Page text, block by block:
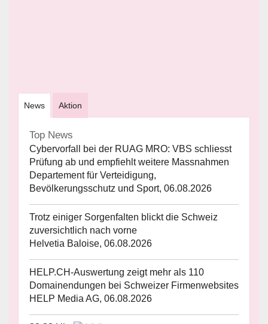
News Aktion
Top News
Cybervorfall bei der RUAG MRO: VBS schliesst
Prüfung ab und empfiehlt weitere Massnahmen
Departement für Verteidigung,
Bevölkerungsschutz und Sport, 06.08.2026
Trotz einiger Sorgenfalten blickt die Schweiz
zuversichtlich nach vorne
Helvetia Baloise, 06.08.2026
HELP.CH-Auswertung zeigt mehr als 110
Domainendungen bei Schweizer Firmenwebsites
HELP Media AG, 06.08.2026